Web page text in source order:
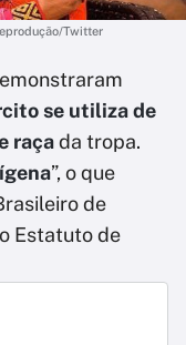
Twitter
se utiliza de
raçada tropa.
”, o que
de
Estatuto de